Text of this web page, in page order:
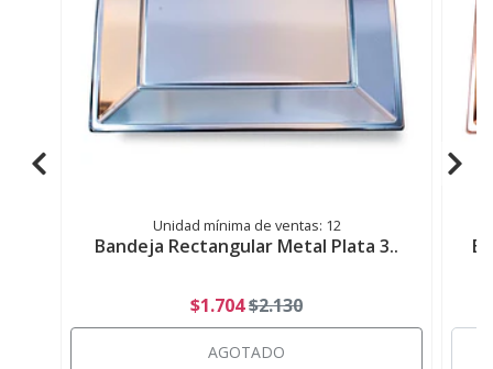
Unidad mínima de ventas: 12
Bandeja Rectangular Metal Plata 3..
$1.704$2.130
AGOTADO